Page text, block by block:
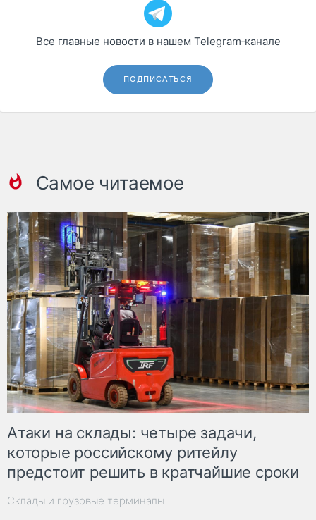
Все главные новости в нашем Telegram‑канале
ПОДПИСАТЬСЯ
Самое читаемое
Атаки на склады: четыре задачи,
которые российскому ритейлу
предстоит решить в кратчайшие сроки
Склады и грузовые терминалы